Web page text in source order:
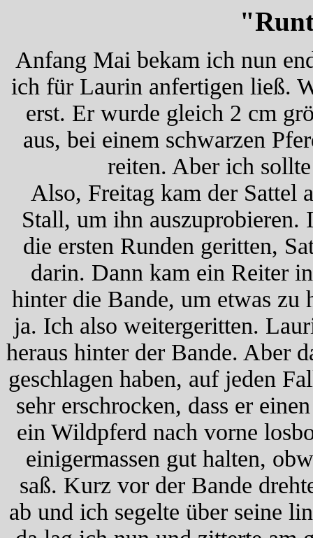
Anfang Mai bekam ich nun
ich für Laurin anfertigen ließ.
erst. Er wurde gleich 2 cm
aus, bei einem schwarzen
reiten. Aber ich
Also, Freitag kam der Sattel
Stall, um ihn
die ersten Runden geritten,
darin. Dann kam ein Reiter
hinter die Bande, um etwas
ja. Ich also weitergeritten.
heraus hinter der Bande. Aber
geschlagen haben, auf jeden
sehr erschrocken, dass er
ein Wildpferd nach vorne
einigermassen gut halten,
saß. Kurz vor der Bande
ab und ich segelte über seine